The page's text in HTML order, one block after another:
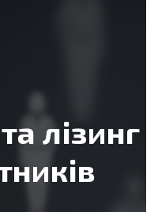
лізинг